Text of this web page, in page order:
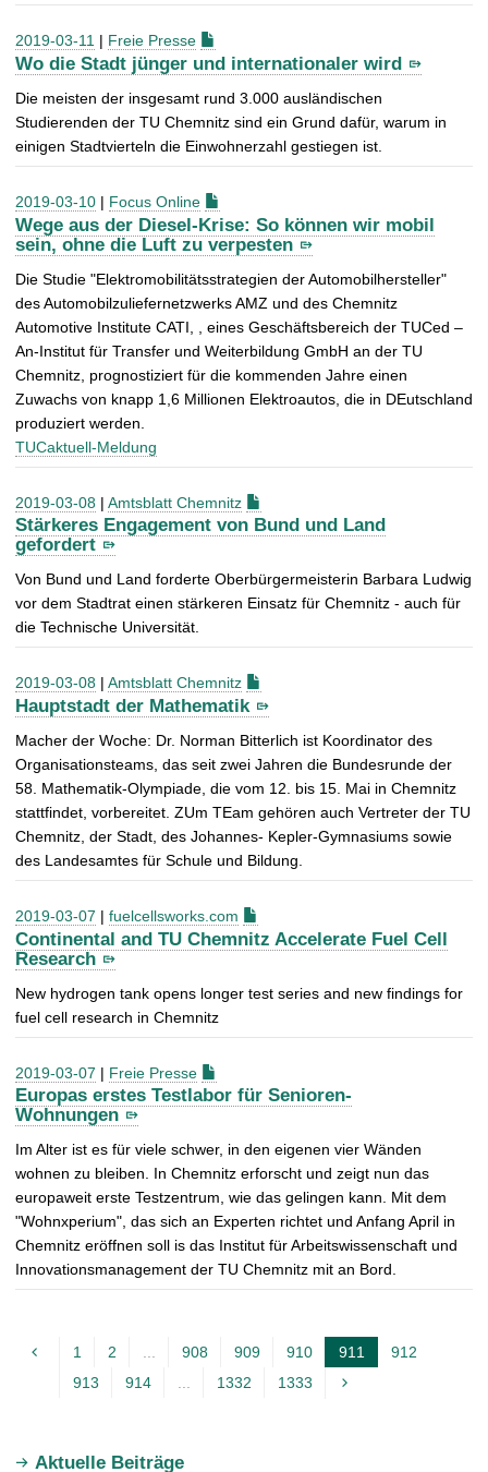
2019-03-11 | Freie Presse
Wo die Stadt jünger und internationaler wird
Die meisten der insgesamt rund 3.000 ausländischen
Studierenden der TU Chemnitz sind ein Grund dafür, warum in
einigen Stadtvierteln die Einwohnerzahl gestiegen ist.
2019-03-10 | Focus Online
Wege aus der Diesel-Krise: So können wir mobil
sein, ohne die Luft zu verpesten
Die Studie "Elektromobilitätsstrategien der Automobilhersteller"
des Automobilzuliefernetzwerks AMZ und des Chemnitz
Automotive Institute CATI, , eines Geschäftsbereich der TUCed –
An-Institut für Transfer und Weiterbildung GmbH an der TU
Chemnitz, prognostiziert für die kommenden Jahre einen
Zuwachs von knapp 1,6 Millionen Elektroautos, die in DEutschland
produziert werden.
TUCaktuell-Meldung
2019-03-08 | Amtsblatt Chemnitz
Stärkeres Engagement von Bund und Land
gefordert
Von Bund und Land forderte Oberbürgermeisterin Barbara Ludwig
vor dem Stadtrat einen stärkeren Einsatz für Chemnitz - auch für
die Technische Universität.
2019-03-08 | Amtsblatt Chemnitz
Hauptstadt der Mathematik
Macher der Woche: Dr. Norman Bitterlich ist Koordinator des
Organisationsteams, das seit zwei Jahren die Bundesrunde der
58. Mathematik-Olympiade, die vom 12. bis 15. Mai in Chemnitz
stattfindet, vorbereitet. ZUm TEam gehören auch Vertreter der TU
Chemnitz, der Stadt, des Johannes- Kepler-Gymnasiums sowie
des Landesamtes für Schule und Bildung.
2019-03-07 | fuelcellsworks.com
Continental and TU Chemnitz Accelerate Fuel Cell
Research
New hydrogen tank opens longer test series and new findings for
fuel cell research in Chemnitz
2019-03-07 | Freie Presse
Europas erstes Testlabor für Senioren-
Wohnungen
Im Alter ist es für viele schwer, in den eigenen vier Wänden
wohnen zu bleiben. In Chemnitz erforscht und zeigt nun das
europaweit erste Testzentrum, wie das gelingen kann. Mit dem
"Wohnxperium", das sich an Experten richtet und Anfang April in
Chemnitz eröffnen soll is das Institut für Arbeitswissenschaft und
Innovationsmanagement der TU Chemnitz mit an Bord.
1 2 ... 908 909 910 911
912
913
914 ... 1332 1333
Aktuelle Beiträge